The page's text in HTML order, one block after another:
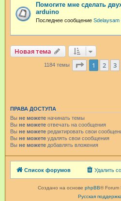
Помогите мне сделать
arduino
Последнее сообщение Sdelaysam
Новая тема
1184 темы Страница
1 2 3
ПРАВА ДОСТУПА
Вы не можете начинать темы
Вы не можете отвечать на сообщения
Вы не можете редактировать свои
Вы не можете удалять свои сообщения
Вы не можете добавлять вложения
Список форумов Удалить
Создано на основе phpBB® Forum
Русская